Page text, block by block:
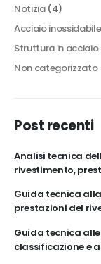
Notizia(4)
Acciaio inossidabile
Struttura in acciaio
Non categorizzato
Post recenti
Analisi tecnica
rivestimento,
Guida tecnica
prestazioni del
Guida tecnica
classificazione e